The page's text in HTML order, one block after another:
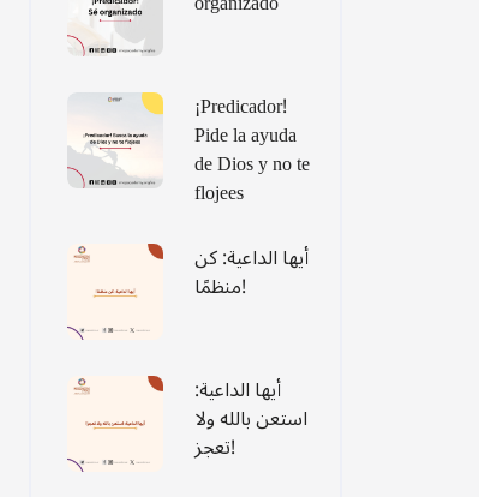
¡Predicador!
Pide la ayuda
de Dios y no te
flojees
أيها الداعية: كن
منظمًا!
أيها الداعية:
استعن بالله ولا
تعجز!